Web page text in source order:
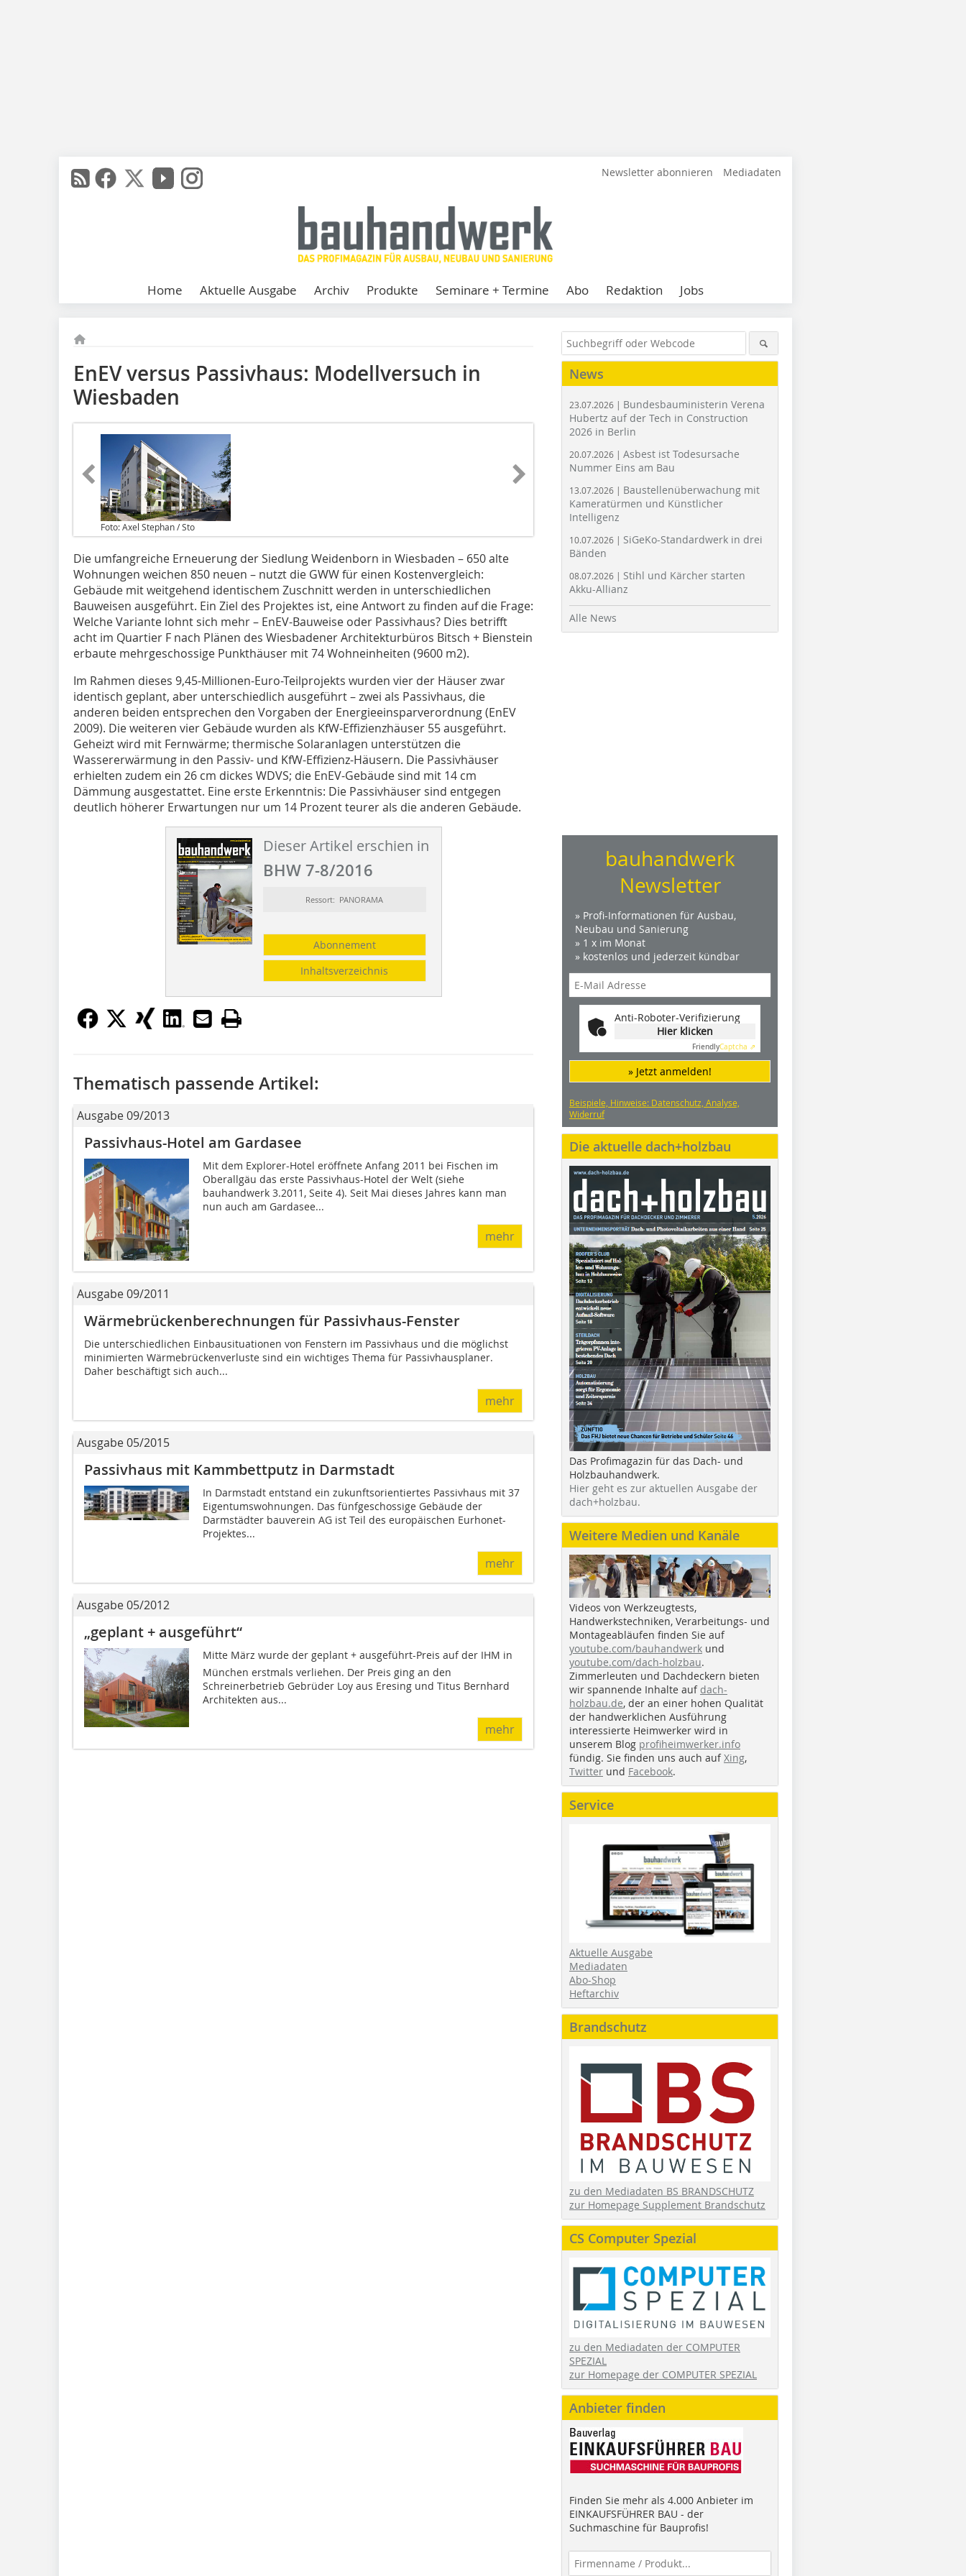
Newsletter abonnieren Mediadaten
Home Aktuelle Ausgabe Archiv Produkte Seminare + Termine Abo Redaktion Jobs
EnEV versus Passivhaus: Modellversuch in
Wiesbaden
Foto: Axel Stephan / Sto
Die umfangreiche Erneuerung der Siedlung Weidenborn in Wiesbaden – 650 alte
Wohnungen weichen 850 neuen – nutzt die GWW für einen Kostenvergleich:
Gebäude mit weitgehend identischem Zuschnitt werden in unterschiedlichen
Bauweisen ausgeführt. Ein Ziel des Projektes ist, eine Antwort zu finden auf die Frage:
Welche Variante lohnt sich mehr – EnEV-Bauweise oder Passivhaus? Dies betrifft
acht im Quartier F nach Plänen des Wiesbadener Architekturbüros Bitsch + Bienstein
erbaute mehrgeschossige Punkthäuser mit 74 Wohneinheiten (9600 m2).
Im Rahmen dieses 9,45-Millionen-Euro-Teilprojekts wurden vier der Häuser zwar
identisch geplant, aber unterschiedlich ausgeführt – zwei als Passivhaus, die
anderen beiden entsprechen den Vorgaben der Energieeinsparverordnung (EnEV
2009). Die weiteren vier Gebäude wurden als KfW-Effizienzhäuser 55 ausgeführt.
Geheizt wird mit Fernwärme; thermische Solaranlagen unterstützen die
Wassererwärmung in den Passiv- und KfW-Effizienz-Häusern. Die Passivhäuser
erhielten zudem ein 26 cm dickes WDVS; die EnEV-Gebäude sind mit 14 cm
Dämmung ausgestattet. Eine erste Erkenntnis: Die Passivhäuser sind entgegen
deutlich höherer Erwartungen nur um 14 Prozent teurer als die anderen Gebäude.
Dieser Artikel erschien in
BHW 7-8/2016
Ressort: PANORAMA
Abonnement
Inhaltsverzeichnis
Thematisch passende Artikel:
Ausgabe 09/2013
Passivhaus-Hotel am Gardasee
Mit dem Explorer-Hotel eröffnete Anfang 2011 bei Fischen im
Oberallgäu das erste Passivhaus-Hotel der Welt (siehe
bauhandwerk 3.2011, Seite 4). Seit Mai dieses Jahres kann man
nun auch am Gardasee...
mehr
Ausgabe 09/2011
Wärmebrückenberechnungen für Passivhaus-Fenster
Die unterschiedlichen Einbausituationen von Fenstern im Passivhaus und die möglichst
minimierten Wärmebrückenverluste sind ein wichtiges Thema für Passivhausplaner.
Daher beschäftigt sich auch...
mehr
Ausgabe 05/2015
Passivhaus mit Kammbettputz in Darmstadt
In Darmstadt entstand ein zukunftsorientiertes Passivhaus mit 37
Eigentumswohnungen. Das fünfgeschossige Gebäude der
Darmstädter bauverein AG ist Teil des europäischen Eurhonet-
Projektes...
mehr
Ausgabe 05/2012
„geplant + ausgeführt“
Mitte März wurde der geplant + ausgeführt-Preis auf der IHM in
München erstmals verliehen. Der Preis ging an den
Schreinerbetrieb Gebrüder Loy aus Eresing und Titus Bernhard
Architekten aus...
mehr
News
23.07.2026 | Bundesbauministerin Verena
Hubertz auf der Tech in Construction
2026 in Berlin
20.07.2026 | Asbest ist Todesursache
Nummer Eins am Bau
13.07.2026 | Baustellenüberwachung mit
Kameratürmen und Künstlicher
Intelligenz
10.07.2026 | SiGeKo-Standardwerk in drei
Bänden
08.07.2026 | Stihl und Kärcher starten
Akku-Allianz
Alle News
bauhandwerk
Newsletter
» Profi-Informationen für Ausbau,
Neubau und Sanierung
» 1 x im Monat
» kostenlos und jederzeit kündbar
Anti-Roboter-Verifizierung
Hier klicken
FriendlyCaptcha ⇗
» Jetzt anmelden!
Beispiele, Hinweise: Datenschutz, Analyse,
Widerruf
Die aktuelle dach+holzbau
Das Profimagazin für das Dach- und
Holzbauhandwerk.
Hier geht es zur aktuellen Ausgabe der
dach+holzbau.
Weitere Medien und Kanäle
Videos von Werkzeugtests,
Handwerkstechniken, Verarbeitungs- und
Montageabläufen finden Sie auf
youtube.com/bauhandwerk und
youtube.com/dach-holzbau.
Zimmerleuten und Dachdeckern bieten
wir spannende Inhalte auf dach-
holzbau.de, der an einer hohen Qualität
der handwerklichen Ausführung
interessierte Heimwerker wird in
unserem Blog profiheimwerker.info
fündig. Sie finden uns auch aufXing,
Twitter und Facebook.
Service
Aktuelle Ausgabe
Mediadaten
Abo-Shop
Heftarchiv
Brandschutz
zu den Mediadaten BS BRANDSCHUTZ
zur Homepage Supplement Brandschutz
CS Computer Spezial
zu den Mediadaten der COMPUTER
SPEZIAL
zur Homepage der COMPUTER SPEZIAL
Anbieter finden
Finden Sie mehr als 4.000 Anbieter im
EINKAUFSFÜHRER BAU - der
Suchmaschine für Bauprofis!